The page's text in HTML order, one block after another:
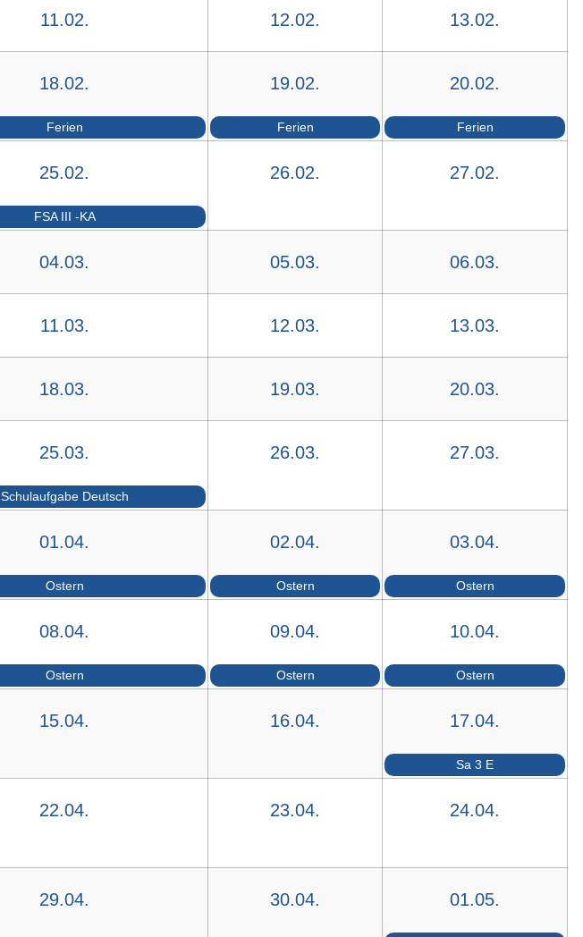
11.02. 12.02. 13.02.
18.02.
Ferien
19.02.
Ferien
20.02.
Ferien
25.02.
FSA III -KA
26.02. 27.02.
04.03. 05.03. 06.03.
11.03. 12.03. 13.03.
18.03. 19.03. 20.03.
25.03.
Schulaufgabe Deutsch
26.03. 27.03.
01.04.
Ostern
02.04.
Ostern
03.04.
Ostern
08.04.
Ostern
09.04.
Ostern
10.04.
Ostern
15.04. 16.04. 17.04.
Sa 3 E
22.04. 23.04. 24.04.
29.04. 30.04. 01.05.